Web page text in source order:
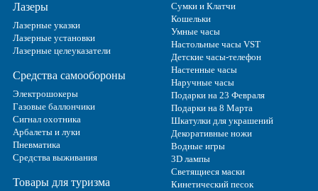
Лазеры
Лазерные указки
Лазерные установки
Лазерные целеуказатели
Средства самообороны
Электрошокеры
Газовые баллончики
Сигнал охотника
Арбалеты и луки
Пневматика
Средства выживания
Товары для туризма
Сумки и Клатчи
Кошельки
Умные часы
Настольные часы VST
Детские часы-телефон
Настенные часы
Наручные часы
Подарки на 23 Февраля
Подарки на 8 Марта
Шкатулки для украшений
Декоративные ножи
Водные игры
3D лампы
Светящиеся маски
Кинетический песок